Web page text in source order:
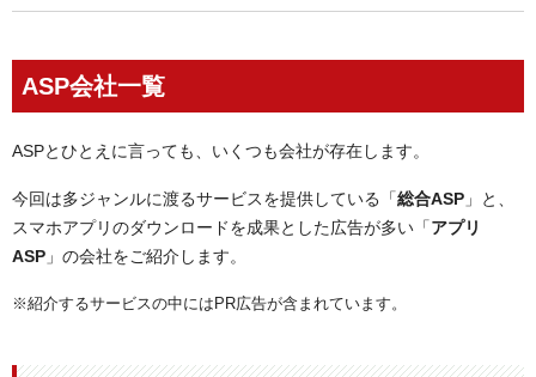
ASP会社一覧
ASPとひとえに言っても、いくつも会社が存在します。
今回は多ジャンルに渡るサービスを提供している「総合ASP 」と、
スマホアプリのダウンロードを成果とした広告が多い「アプリ
ASP 」の会社をご紹介します。
※紹介するサービスの中にはPR広告が含まれています。